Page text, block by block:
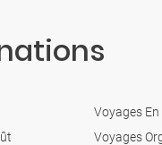
Voyages
Voyages